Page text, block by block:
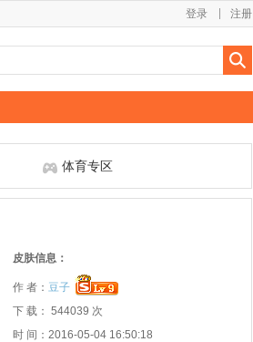
注册
登录
体育专区
皮肤信息：
作 者： 豆子
下 载： 544039 次
时 间：2016-05-04 16:50:18